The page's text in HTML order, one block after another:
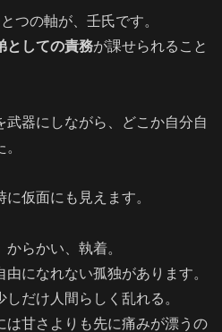
つの軸が、壬氏です。
としての責務が課せられること
器にしながら、どこか自分自
仮面にも見えます。
らかい、執着。
になれない孤独があります。
だけ人間らしく乱れる。
は甘さよりも先に痛みが漂うの